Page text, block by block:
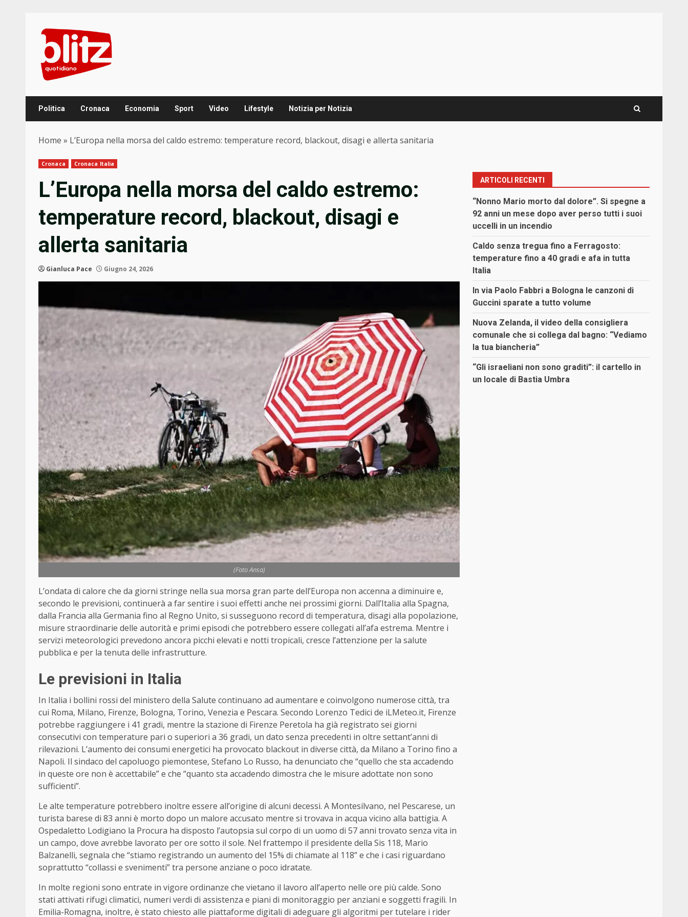
content
Politica Cronaca Economia Sport Video Lifestyle Notizia per Notizia
Home » L’Europa nella morsa del caldo estremo: temperature record, blackout, disagi e allerta sanitaria
Cronaca Cronaca Italia
L’Europa nella morsa del caldo estremo:
temperature record, blackout, disagi e
allerta sanitaria
Gianluca Pace Giugno 24, 2026
(Foto Ansa)
L’ondata di calore che da giorni stringe nella sua morsa gran parte dell’Europa non accenna a diminuire e,
secondo le previsioni, continuerà a far sentire i suoi effetti anche nei prossimi giorni. Dall’Italia alla Spagna,
dalla Francia alla Germania fino al Regno Unito, si susseguono record di temperatura, disagi alla popolazione,
misure straordinarie delle autorità e primi episodi che potrebbero essere collegati all’afa estrema. Mentre i
servizi meteorologici prevedono ancora picchi elevati e notti tropicali, cresce l’attenzione per la salute
pubblica e per la tenuta delle infrastrutture.
Le previsioni in Italia
In Italia i bollini rossi del ministero della Salute continuano ad aumentare e coinvolgono numerose città, tra
cui Roma, Milano, Firenze, Bologna, Torino, Venezia e Pescara. Secondo Lorenzo Tedici de iLMeteo.it, Firenze
potrebbe raggiungere i 41 gradi, mentre la stazione di Firenze Peretola ha già registrato sei giorni
consecutivi con temperature pari o superiori a 36 gradi, un dato senza precedenti in oltre settant’anni di
rilevazioni. L’aumento dei consumi energetici ha provocato blackout in diverse città, da Milano a Torino fino a
Napoli. Il sindaco del capoluogo piemontese, Stefano Lo Russo, ha denunciato che “quello che sta accadendo
in queste ore non è accettabile” e che “quanto sta accadendo dimostra che le misure adottate non sono
sufficienti”.
Le alte temperature potrebbero inoltre essere all’origine di alcuni decessi. A Montesilvano, nel Pescarese, un
turista barese di 83 anni è morto dopo un malore accusato mentre si trovava in acqua vicino alla battigia. A
Ospedaletto Lodigiano la Procura ha disposto l’autopsia sul corpo di un uomo di 57 anni trovato senza vita in
un campo, dove avrebbe lavorato per ore sotto il sole. Nel frattempo il presidente della Sis 118, Mario
Balzanelli, segnala che “stiamo registrando un aumento del 15% di chiamate al 118” e che i casi riguardano
soprattutto “collassi e svenimenti” tra persone anziane o poco idratate.
In molte regioni sono entrate in vigore ordinanze che vietano il lavoro all’aperto nelle ore più calde. Sono
stati attivati rifugi climatici, numeri verdi di assistenza e piani di monitoraggio per anziani e soggetti fragili. In
Emilia-Romagna, inoltre, è stato chiesto alle piattaforme digitali di adeguare gli algoritmi per tutelare i rider
ARTICOLI RECENTI
“Nonno Mario morto dal dolore”. Si spegne a
92 anni un mese dopo aver perso tutti i suoi
uccelli in un incendio
Caldo senza tregua fino a Ferragosto:
temperature fino a 40 gradi e afa in tutta
Italia
In via Paolo Fabbri a Bologna le canzoni di
Guccini sparate a tutto volume
Nuova Zelanda, il video della consigliera
comunale che si collega dal bagno: “Vediamo
la tua biancheria”
“Gli israeliani non sono graditi”: il cartello in
un locale di Bastia Umbra